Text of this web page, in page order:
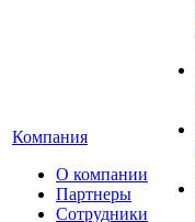
Компания
О компании
Партнеры
Сотрудники